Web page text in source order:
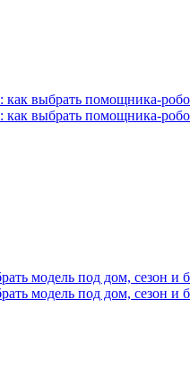
как выбрать
как выбрать
модель под дом, сезон и
модель под дом, сезон и